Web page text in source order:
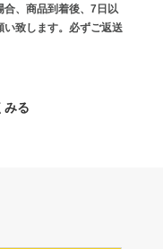
、商品到着後、7日以
い致します。必ずご返送
みる